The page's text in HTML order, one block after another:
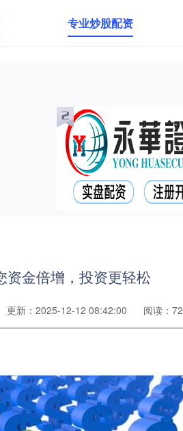
专业炒股配资
资金倍增，投资更轻松
更新：2025-12-12 08:42:00 阅读：72